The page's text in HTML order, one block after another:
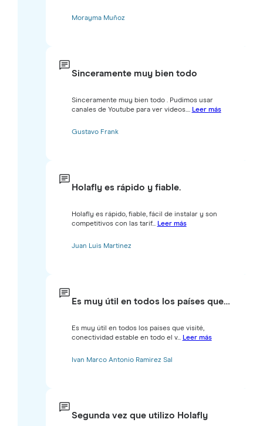
Morayma Muñoz
Sinceramente muy bien todo
Sinceramente muy bien todo . Pudimos usar
canales de Youtube para ver videos.... Leer más
Gustavo Frank
Holafly es rápido y fiable.
Holafly es rápido, fiable, fácil de instalar y son
competitivos con las tarif... Leer más
Juan Luis Martinez
Es muy útil en todos los países que…
Es muy útil en todos los países que visité,
conectividad estable en todo el v... Leer más
Ivan Marco Antonio Ramirez Sal
Segunda vez que utilizo Holafly